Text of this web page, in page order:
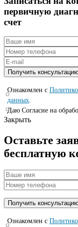
первичную
счет
Ознакомлен с
данных.
Даю Согласие на
Закрыть
Оставьте
бесплатную
Ознакомлен с